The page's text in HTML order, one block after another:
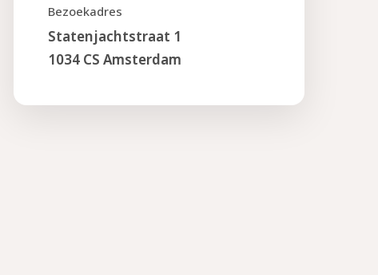
Bezoekadres
Statenjachtstraat 1
1034 CS Amsterdam